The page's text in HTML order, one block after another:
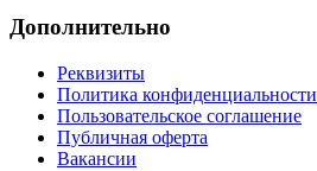
Дополнительно
Реквизиты
Политика конфиденциальности
Пользовательское соглашение
Публичная оферта
Вакансии